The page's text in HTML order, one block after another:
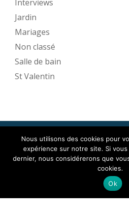
Interviews
Jardin
Mariages
Non classé
Salle de bain
St Valentin
Mise en Espace
Menu
fièrement
Nous utilisons des cookies pour
expérience sur notre site. Si
dernier, nous considérerons que
cookies.
Ok